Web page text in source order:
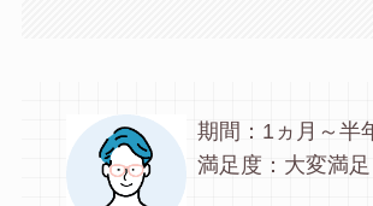
期間：1ヵ月～半
満足度：大変満足